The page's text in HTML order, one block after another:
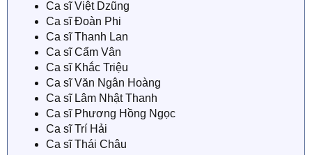
Ca sĩ Việt Dzũng
Ca sĩ Đoàn Phi
Ca sĩ Thanh Lan
Ca sĩ Cẩm Vân
Ca sĩ Khắc Triệu
Ca sĩ Văn Ngân Hoàng
Ca sĩ Lâm Nhật Thanh
Ca sĩ Phương Hồng Ngọc
Ca sĩ Trí Hải
Ca sĩ Thái Châu